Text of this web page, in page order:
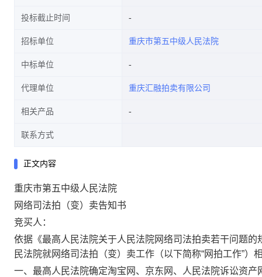
投标截止时间
招标单位 重庆市第五中级人民法院
中标单位
代理单位 重庆汇融拍卖有限公司
相关产品
联系方式
正文内容
重庆市第五中级人民法院
网络司法拍（变）卖告知书
竞买人：
依据《最高人民法院关于人民法院网络司法拍卖若干问题的
民法院就网络司法拍（变）卖工作（以下简称“网拍工作”）
一、最高人民法院确定淘宝网、京东网、人民法院诉讼资